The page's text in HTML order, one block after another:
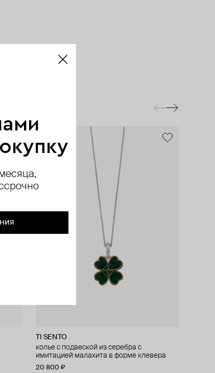
TI SENTO
колье с подвеской из серебра с
имитацией малахита в форме клевера
20 800 ₽
Avgvst
тринкет из серебра чупа-чупс тархун из
зеленого кварца
16 200 ₽
Asher Ney
подвеска из серебра с фианитами
«пламя»
14 700 ₽
BEAN
подвеска из стекла “bean”, №99 strawberry
6 880 ₽ 8 600 ₽ −20%
при оплате онлайн